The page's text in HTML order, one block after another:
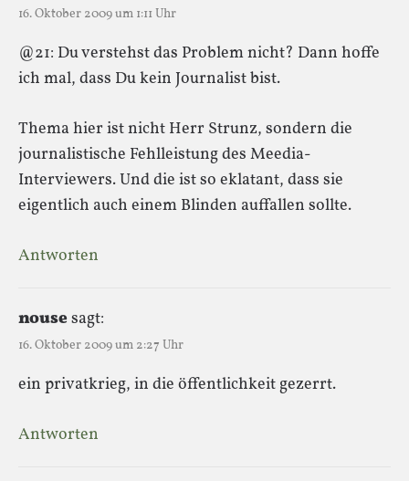
16. Oktober 2009 um 1:11 Uhr
@21: Du verstehst das Problem nicht? Dann hoffe
ich mal, dass Du kein Journalist bist.
Thema hier ist nicht Herr Strunz, sondern die
journalistische Fehlleistung des Meedia-
Interviewers. Und die ist so eklatant, dass sie
eigentlich auch einem Blinden auffallen sollte.
Antworten
nousesagt:
16. Oktober 2009 um 2:27 Uhr
ein privatkrieg, in die öffentlichkeit gezerrt.
Antworten